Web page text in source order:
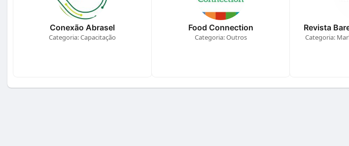
Conexão Abrasel
Categoria: Capacitação
Food Connection
Categoria: Outros
Revista
Categoria: